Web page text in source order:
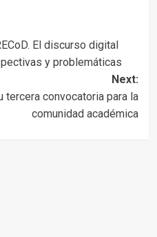
El discurso digital
y problemáticas
Next:
tercera convocatoria para la
comunidad académica